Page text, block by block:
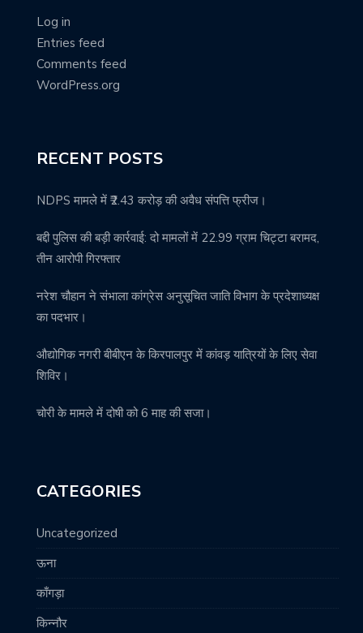
Log in
Entries feed
Comments feed
WordPress.org
RECENT POSTS
NDPS मामले में ₹2.43 करोड़ की अवैध संपत्ति फ्रीज।
बद्दी पुलिस की बड़ी कार्रवाई: दो मामलों में 22.99 ग्राम चिट्टा बरामद,
तीन आरोपी गिरफ्तार
नरेश चौहान ने संभाला कांग्रेस अनुसूचित जाति विभाग के प्रदेशाध्यक्ष
का पदभार।
औद्योगिक नगरी बीबीएन के किरपालपुर में कांवड़ यात्रियों के लिए सेवा
शिविर।
चोरी के मामले में दोषी को 6 माह की सजा।
CATEGORIES
Uncategorized
ऊना
काँगड़ा
किन्नौर